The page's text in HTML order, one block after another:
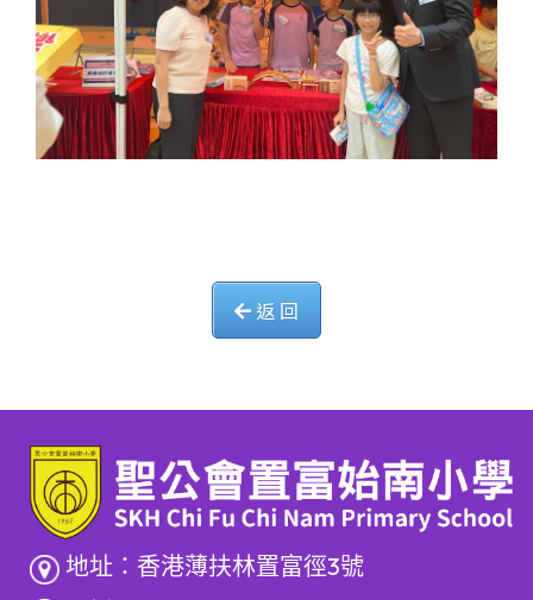
返 回
地址：香港薄扶林置富徑3號